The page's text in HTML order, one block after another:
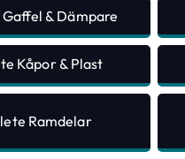
& Dämpare
Kåpor & Plast
Ramdelar